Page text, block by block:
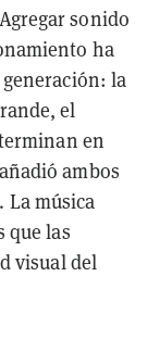
sonido
ha
la
el
en
ambos
La música
que las
visual del